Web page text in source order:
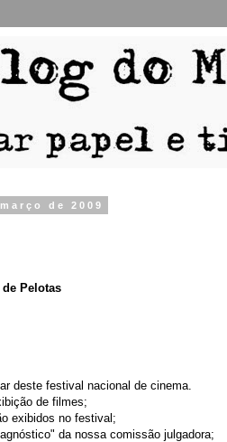
de 2009
Pelotas
deste festival nacional de cinema.
de filmes;
exibidos no festival;
da nossa comissão julgadora;